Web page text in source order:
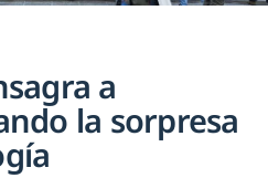
a
la sorpresa